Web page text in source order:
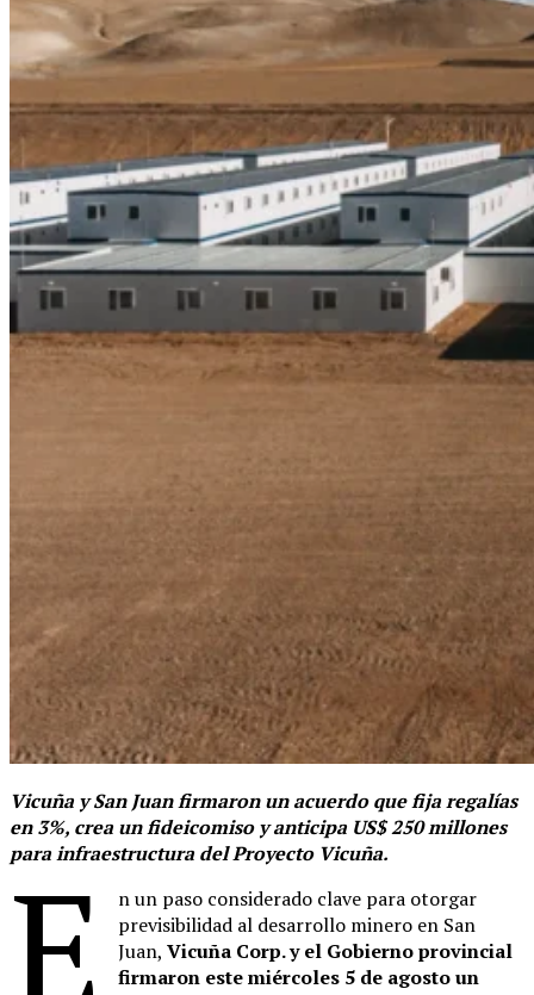
Vicuña y San Juan firmaron un acuerdo que fija regalías
en 3%, crea un fideicomiso y anticipa US$ 250 millones
para infraestructura del Proyecto Vicuña.
E
n un paso considerado clave para otorgar
previsibilidad al desarrollo minero en San
Juan,Vicuña Corp. y el Gobierno provincial
firmaron este miércoles 5 de agosto un